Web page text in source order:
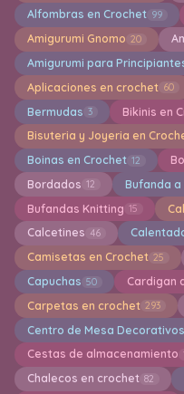
Alfombras en Crochet 99
Amigurumi Gnomo 20
Amigurumi para
Aplicaciones en crochet 60
Bermudas 3 Bikinis en
Bisuteria y Joyeria en
Boinas en Crochet 12
Bordados 12 Bufanda
Bufandas Knitting 15
Calcetines 46
Camisetas en Crochet 25
Capuchas 50 Cardigan
Carpetas en crochet 293
Centro de Mesa
Cestas de almacenamiento
Chalecos en crochet 82